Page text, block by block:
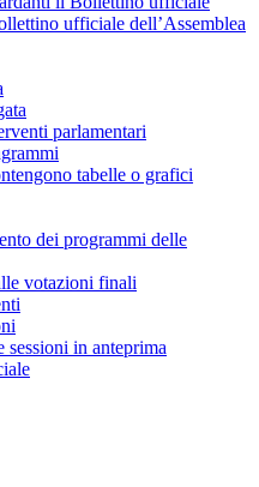
ufficiale dell’Assemblea
parlamentari
tabelle o grafici
dei programmi delle
votazioni finali
sessioni in anteprima